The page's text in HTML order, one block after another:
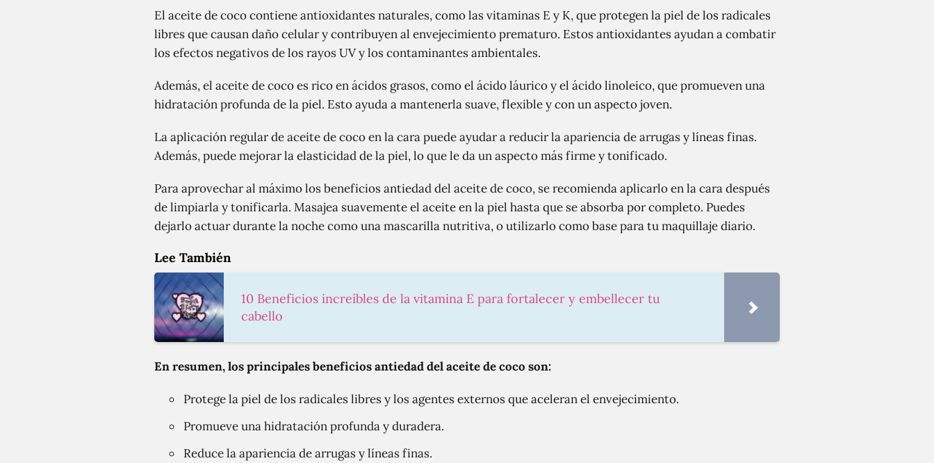
El aceite de coco contiene antioxidantes naturales, como las vitaminas E y K, que protegen la piel de los radicales
libres que causan daño celular y contribuyen al envejecimiento prematuro. Estos antioxidantes ayudan a combatir
los efectos negativos de los rayos UV y los contaminantes ambientales.
Además, el aceite de coco es rico en ácidos grasos, como el ácido láurico y el ácido linoleico, que promueven una
hidratación profunda de la piel. Esto ayuda a mantenerla suave, flexible y con un aspecto joven.
La aplicación regular de aceite de coco en la cara puede ayudar a reducir la apariencia de arrugas y líneas finas.
Además, puede mejorar la elasticidad de la piel, lo que le da un aspecto más firme y tonificado.
Para aprovechar al máximo los beneficios antiedad del aceite de coco, se recomienda aplicarlo en la cara después
de limpiarla y tonificarla. Masajea suavemente el aceite en la piel hasta que se absorba por completo. Puedes
dejarlo actuar durante la noche como una mascarilla nutritiva, o utilizarlo como base para tu maquillaje diario.
Lee También
10 Beneficios increíbles de la vitamina E para fortalecer y embellecer tu
cabello
En resumen, los principales beneficios antiedad del aceite de coco son:
Protege la piel de los radicales libres y los agentes externos que aceleran el envejecimiento.
Promueve una hidratación profunda y duradera.
Reduce la apariencia de arrugas y líneas finas.